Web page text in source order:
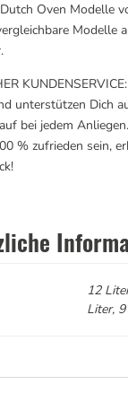
Oven Modelle
Modelle
unterstützen Dich
bei jedem
% zufrieden sein,
12
Liter,